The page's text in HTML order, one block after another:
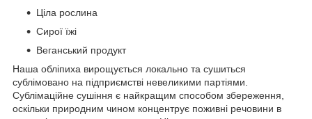
Ціла рослина
Сирої їжі
Веганський продукт
Наша обліпиха вирощується локально та сушиться
сублімовано на підприємстві невеликими партіями.
Сублімаційне сушіння є найкращим способом збереження,
оскільки природним чином концентрує поживні речовини в